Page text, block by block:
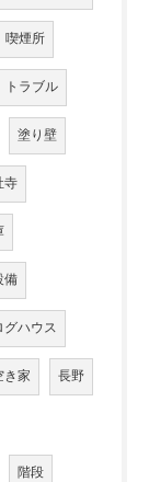
喫煙所
トラブル
塗り壁
寺
備
グハウス
き家 長野
階段